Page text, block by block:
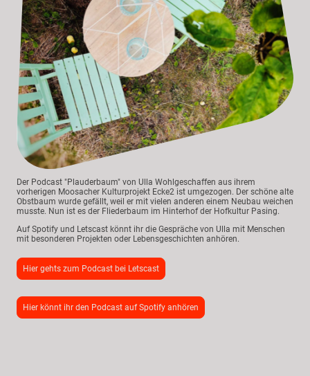
Der Podcast "Plauderbaum" von Ulla Wohlgeschaffen aus ihrem
vorherigen Moosacher Kulturprojekt Ecke2 ist umgezogen. Der schöne alte
Obstbaum wurde gefällt, weil er mit vielen anderen einem Neubau weichen
musste. Nun ist es der Fliederbaum im Hinterhof der Hofkultur Pasing.
Auf Spotify und Letscast könnt ihr die Gespräche von Ulla mit Menschen
mit besonderen Projekten oder Lebensgeschichten anhören.
Hier gehts zum Podcast bei Letscast
Hier könnt ihr den Podcast auf Spotify anhören